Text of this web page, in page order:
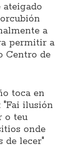
ateigado
a
permitir a
Centro de
toca en
"Fai ilusión
o teu
onde
de lecer"